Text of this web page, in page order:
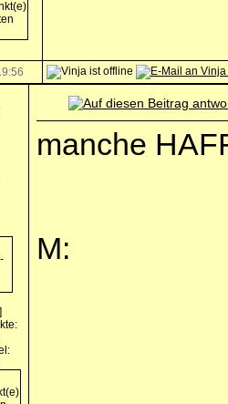
manche
M: